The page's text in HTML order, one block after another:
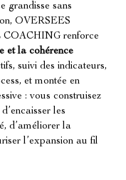
grandisse sans
OVERSEES
renforce
et la cohérence
suivi des indicateurs,
et montée en
: vous construisez
les
d’améliorer la
l’expansion au fil